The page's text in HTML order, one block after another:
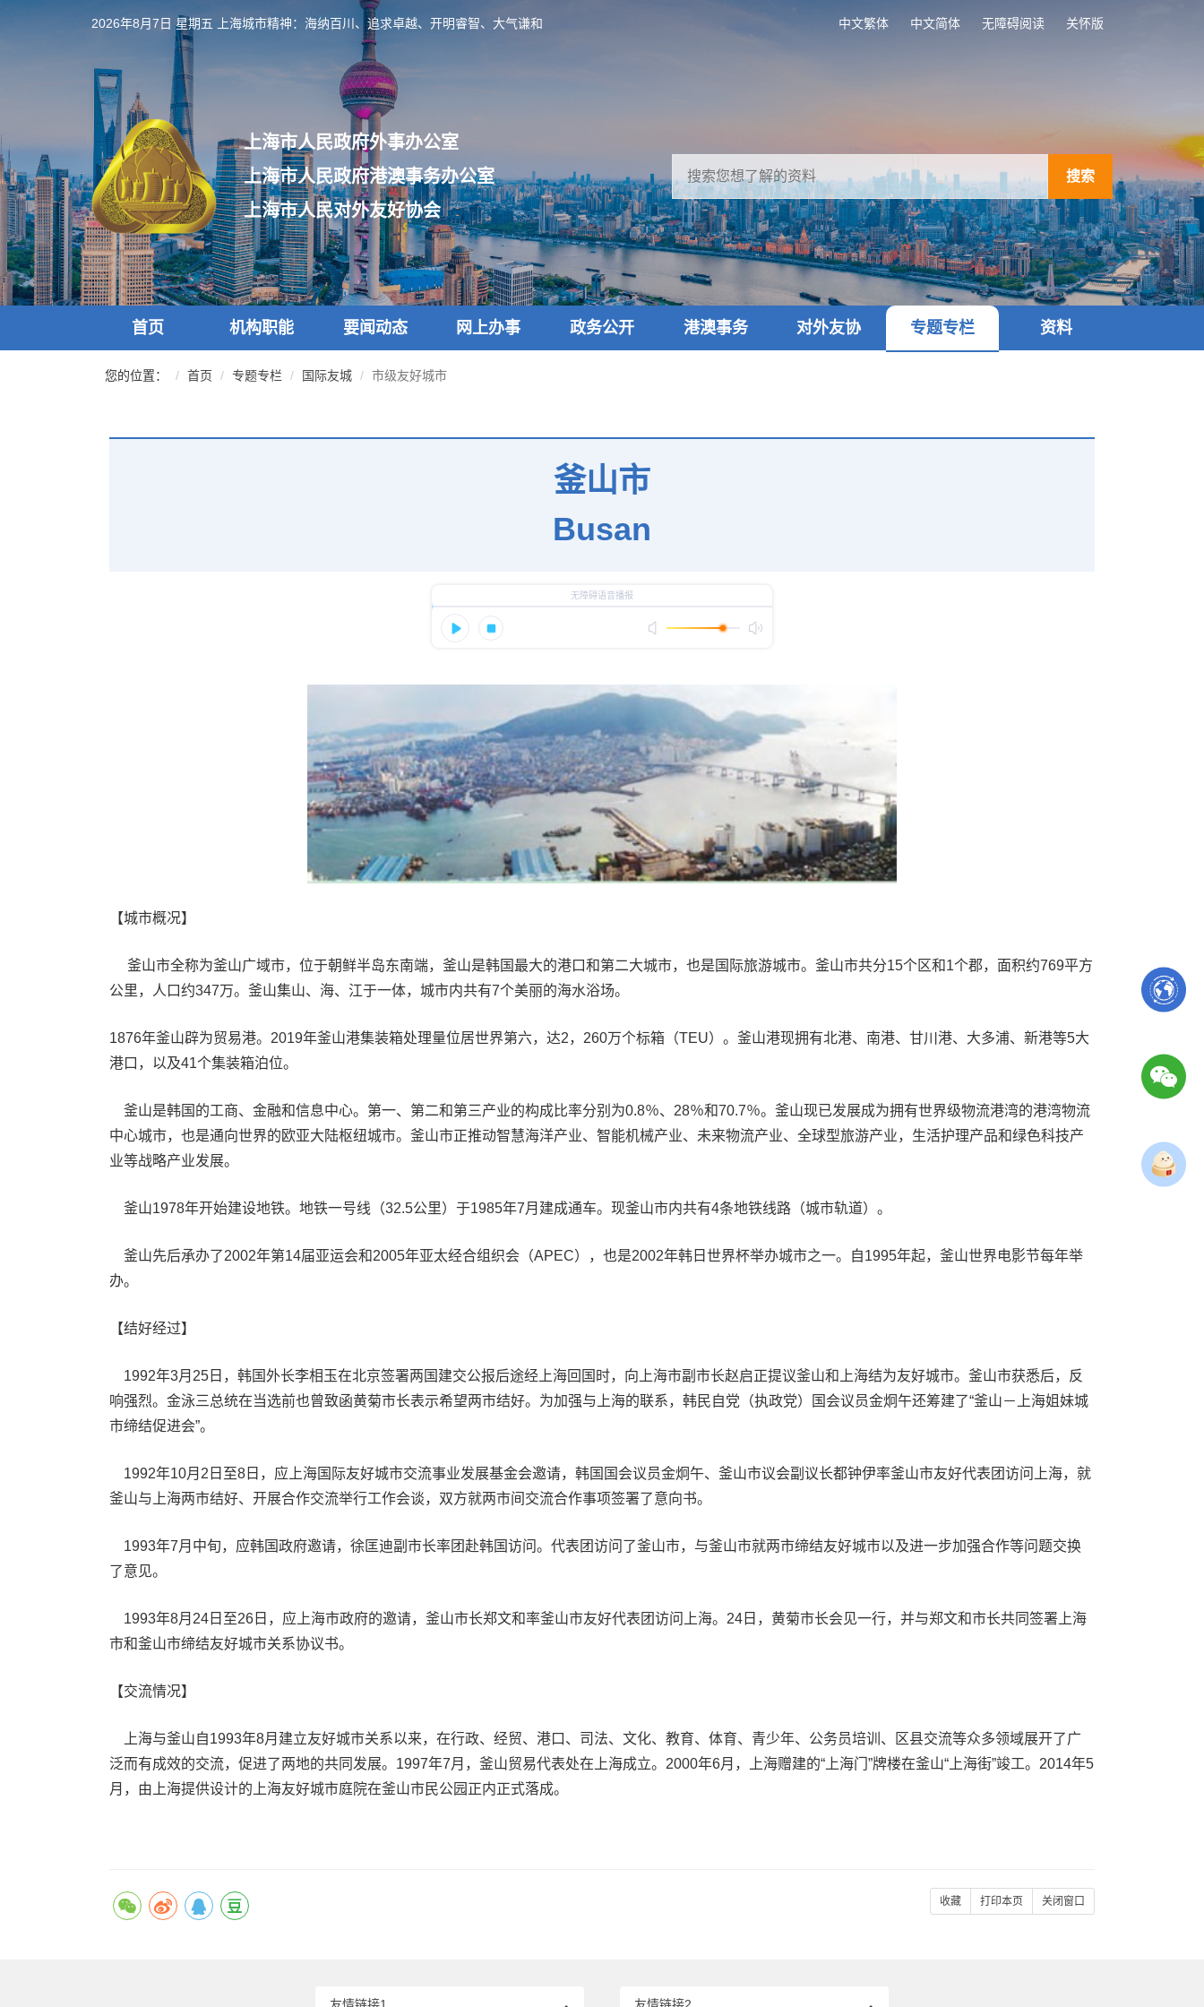
跳
转
到
主
要
内
容
区
域
2026年8月7日 星期五 上海城市精神：海纳百川、追求卓越、开明睿智、大气谦和 中文繁体 中文简体 无障碍阅读 关怀版
上海市人民政府外事办公室
上海市人民政府港澳事务办公室
上海市人民对外友好协会
搜索
首页 机构职能 要闻动态 网上办事 政务公开 港澳事务 对外友协 专题专栏 资料
您的位置： 首页 专题专栏 国际友城 市级友好城市
釜山市
Busan
【城市概况】
釜山市全称为釜山广域市，位于朝鲜半岛东南端，釜山是韩国最大的港口和第二大城市，也是国际旅游城市。釜山市共分15个区和1个郡，面积约769平方
公里，人口约347万。釜山集山、海、江于一体，城市内共有7个美丽的海水浴场。
1876年釜山辟为贸易港。2019年釜山港集装箱处理量位居世界第六，达2，260万个标箱（TEU）。釜山港现拥有北港、南港、甘川港、大多浦、新港等5大
港口，以及41个集装箱泊位。
釜山是韩国的工商、金融和信息中心。第一、第二和第三产业的构成比率分别为0.8％、28％和70.7％。釜山现已发展成为拥有世界级物流港湾的港湾物流
中心城市，也是通向世界的欧亚大陆枢纽城市。釜山市正推动智慧海洋产业、智能机械产业、未来物流产业、全球型旅游产业，生活护理产品和绿色科技产
业等战略产业发展。
釜山1978年开始建设地铁。地铁一号线（32.5公里）于1985年7月建成通车。现釜山市内共有4条地铁线路（城市轨道）。
釜山先后承办了2002年第14届亚运会和2005年亚太经合组织会（APEC），也是2002年韩日世界杯举办城市之一。自1995年起，釜山世界电影节每年举
办。
【结好经过】
1992年3月25日，韩国外长李相玉在北京签署两国建交公报后途经上海回国时，向上海市副市长赵启正提议釜山和上海结为友好城市。釜山市获悉后，反
响强烈。金泳三总统在当选前也曾致函黄菊市长表示希望两市结好。为加强与上海的联系，韩民自党（执政党）国会议员金炯午还筹建了“釜山－上海姐妹城
市缔结促进会”。
1992年10月2日至8日，应上海国际友好城市交流事业发展基金会邀请，韩国国会议员金炯午、釜山市议会副议长都钟伊率釜山市友好代表团访问上海，就
釜山与上海两市结好、开展合作交流举行工作会谈，双方就两市间交流合作事项签署了意向书。
1993年7月中旬，应韩国政府邀请，徐匡迪副市长率团赴韩国访问。代表团访问了釜山市，与釜山市就两市缔结友好城市以及进一步加强合作等问题交换
了意见。
1993年8月24日至26日，应上海市政府的邀请，釜山市长郑文和率釜山市友好代表团访问上海。24日，黄菊市长会见一行，并与郑文和市长共同签署上海
市和釜山市缔结友好城市关系协议书。
【交流情况】
上海与釜山自1993年8月建立友好城市关系以来，在行政、经贸、港口、司法、文化、教育、体育、青少年、公务员培训、区县交流等众多领域展开了广
泛而有成效的交流，促进了两地的共同发展。1997年7月，釜山贸易代表处在上海成立。2000年6月，上海赠建的“上海门”牌楼在釜山“上海街”竣工。2014年5
月，由上海提供设计的上海友好城市庭院在釜山市民公园正内正式落成。
收藏 打印本页 关闭窗口